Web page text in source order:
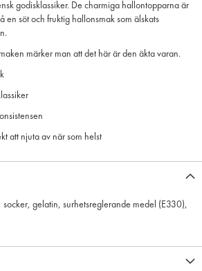
godisklassiker. De charmiga hallontopparna är
en söt och fruktig hallonsmak som älskats
märker man att det här är den äkta varan.
att njuta av när som helst
socker, gelatin, surhetsreglerande medel (E330),